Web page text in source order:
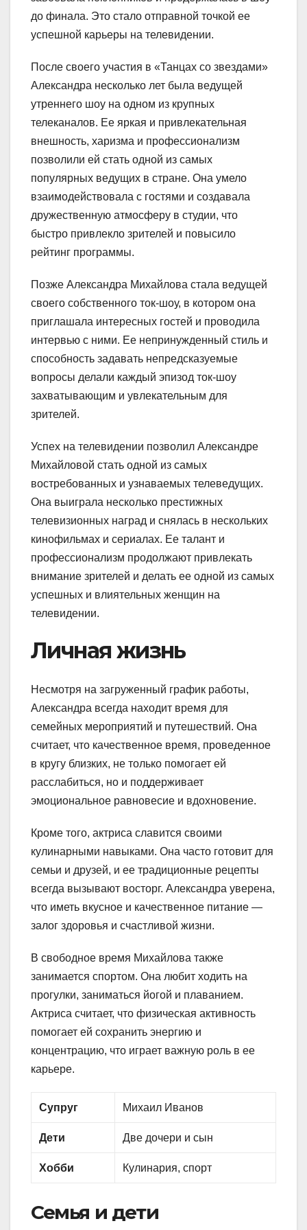
до финала. Это стало отправной точкой ее
успешной карьеры на телевидении.
После своего участия в «Танцах со звездами»
Александра несколько лет была ведущей
утреннего шоу на одном из крупных
телеканалов. Ее яркая и привлекательная
внешность, харизма и профессионализм
позволили ей стать одной из самых
популярных ведущих в стране. Она умело
взаимодействовала с гостями и создавала
дружественную атмосферу в студии, что
быстро привлекло зрителей и повысило
рейтинг программы.
Позже Александра Михайлова стала ведущей
своего собственного ток-шоу, в котором она
приглашала интересных гостей и проводила
интервью с ними. Ее непринужденный стиль и
способность задавать непредсказуемые
вопросы делали каждый эпизод ток-шоу
захватывающим и увлекательным для
зрителей.
Успех на телевидении позволил Александре
Михайловой стать одной из самых
востребованных и узнаваемых телеведущих.
Она выиграла несколько престижных
телевизионных наград и снялась в нескольких
кинофильмах и сериалах. Ее талант и
профессионализм продолжают привлекать
внимание зрителей и делать ее одной из самых
успешных и влиятельных женщин на
телевидении.
Личная жизнь
Несмотря на загруженный график работы,
Александра всегда находит время для
семейных мероприятий и путешествий. Она
считает, что качественное время, проведенное
в кругу близких, не только помогает ей
расслабиться, но и поддерживает
эмоциональное равновесие и вдохновение.
Кроме того, актриса славится своими
кулинарными навыками. Она часто готовит для
семьи и друзей, и ее традиционные рецепты
всегда вызывают восторг. Александра уверена,
что иметь вкусное и качественное питание —
залог здоровья и счастливой жизни.
В свободное время Михайлова также
занимается спортом. Она любит ходить на
прогулки, заниматься йогой и плаванием.
Актриса считает, что физическая активность
помогает ей сохранить энергию и
концентрацию, что играет важную роль в ее
карьере.
Супруг Михаил Иванов
Дети Две дочери и сын
Хобби Кулинария, спорт
Семья и дети